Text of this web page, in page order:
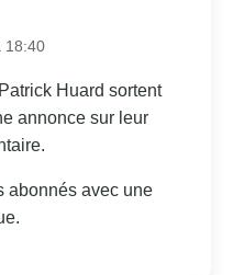
18:40
Huard sortent
annonce sur leur
abonnés avec une